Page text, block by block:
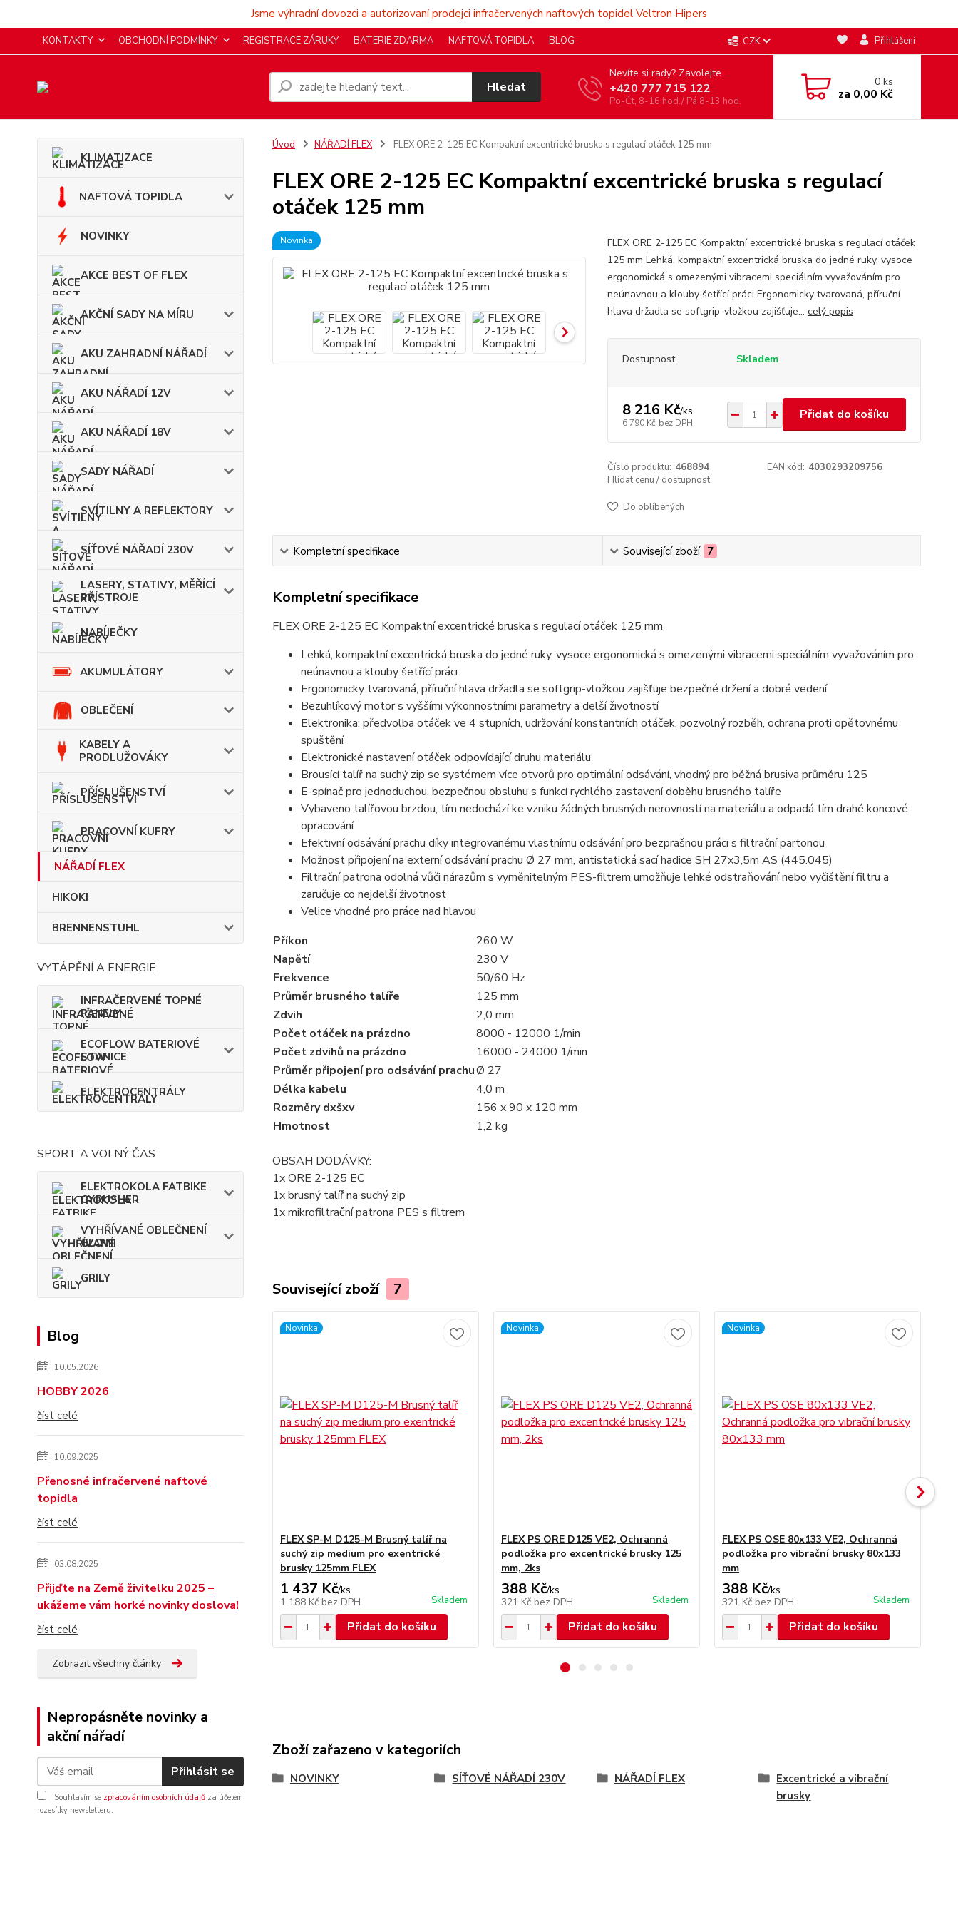
Jsme výhradní dovozci a autorizovaní prodejci infračervených naftových topidel Veltron Hipers
KONTAKTY OBCHODNÍ PODMÍNKY REGISTRACE ZÁRUKY BATERIE ZDARMA NAFTOVÁ TOPIDLA BLOG CZK Přihlášení
Hledat
Nevíte si rady? Zavolejte.
+420 777 715 122
Po-Čt, 8-16 hod./ Pá 8-13 hod.
0ks
za 0,00 Kč
KLIMATIZACE
NAFTOVÁ TOPIDLA
NOVINKY
AKCE BEST OF FLEX
AKČNÍ SADY NA MÍRU
AKU ZAHRADNÍ NÁŘADÍ
AKU NÁŘADÍ 12V
AKU NÁŘADÍ 18V
SADY NÁŘADÍ
SVÍTILNY A REFLEKTORY
SÍŤOVÉ NÁŘADÍ 230V
LASERY, STATIVY, MĚŘÍCÍ
PŘÍSTROJE
NABÍJEČKY
AKUMULÁTORY
OBLEČENÍ
KABELY A
PRODLUŽOVÁKY
PŘÍSLUŠENSTVÍ
PRACOVNÍ KUFRY
NÁŘADÍ FLEX
HIKOKI
BRENNENSTUHL
VYTÁPĚNÍ A ENERGIE
INFRAČERVENÉ TOPNÉ
PANELY
ECOFLOW BATERIOVÉ
STANICE
ELEKTROCENTRÁLY
SPORT A VOLNÝ ČAS
ELEKTROKOLA FATBIKE
CYRUSHER
VYHŘÍVANÉ OBLEČNENÍ
GLOVII
GRILY
Blog
10.05.2026
HOBBY 2026
číst celé
10.09.2025
Přenosné infračervené naftové
topidla
číst celé
03.08.2025
Přijďte na Země živitelku 2025 –
ukážeme vám horké novinky doslova!
číst celé
Zobrazit všechny články
Nepropásněte novinky a
akční nářadí
Přihlásit se
Souhlasím se zpracováním osobních údajů za účelem
rozesílky newsletteru.
Úvod NÁŘADÍ FLEX FLEX ORE 2-125 EC Kompaktní excentrické bruska s regulací otáček 125 mm
FLEX ORE 2-125 EC Kompaktní excentrické bruska s regulací
otáček 125 mm
Novinka
FLEX ORE 2-125 EC Kompaktní excentrické bruska s regulací otáček
125 mm Lehká, kompaktní excentrická bruska do jedné ruky, vysoce
ergonomická s omezenými vibracemi speciálním vyvažováním pro
neúnavnou a klouby šetřící práci Ergonomicky tvarovaná, příruční
hlava držadla se softgrip-vložkou zajišťuje... celý popis
Dostupnost Skladem
8 216 Kč/ks
6 790 Kč bez DPH
Přidat do košíku
Číslo produktu: 468894 EAN kód: 4030293209756
Hlídat cenu / dostupnost
Do oblíbených
Kompletní specifikace Související zboží 7
Kompletní specifikace
FLEX ORE 2-125 EC Kompaktní excentrické bruska s regulací otáček 125 mm
Lehká, kompaktní excentrická bruska do jedné ruky, vysoce ergonomická s omezenými vibracemi speciálním vyvažováním pro
neúnavnou a klouby šetřící práci
Ergonomicky tvarovaná, příruční hlava držadla se softgrip-vložkou zajišťuje bezpečné držení a dobré vedení
Bezuhlíkový motor s vyššími výkonnostními parametry a delší životností
Elektronika: předvolba otáček ve 4 stupních, udržování konstantních otáček, pozvolný rozběh, ochrana proti opětovnému
spuštění
Elektronické nastavení otáček odpovídající druhu materiálu
Brousící talíř na suchý zip se systémem více otvorů pro optimální odsávání, vhodný pro běžná brusiva průměru 125
E-spínač pro jednoduchou, bezpečnou obsluhu s funkcí rychlého zastavení doběhu brusného talíře
Vybaveno talířovou brzdou, tím nedochází ke vzniku žádných brusných nerovností na materiálu a odpadá tím drahé koncové
opracování
Efektivní odsávání prachu díky integrovanému vlastnímu odsávání pro bezprašnou práci s filtrační partonou
Možnost připojení na externí odsávání prachu Ø 27 mm, antistatická sací hadice SH 27x3,5m AS (445.045)
Filtrační patrona odolná vůči nárazům s vyměnitelným PES-filtrem umožňuje lehké odstraňování nebo vyčištění filtru a
zaručuje co nejdelší životnost
Velice vhodné pro práce nad hlavou
Příkon
260 W
Napětí
230 V
Frekvence
50/60 Hz
Průměr brusného talíře
125 mm
Zdvih
2,0 mm
Počet otáček na prázdno
8000 - 12000 1/min
Počet zdvihů na prázdno
16000 - 24000 1/min
Průměr připojení pro odsávání prachuØ 27
Délka kabelu
4,0 m
Rozměry dxšxv
156 x 90 x 120 mm
Hmotnost
1,2 kg
OBSAH DODÁVKY:
1x ORE 2-125 EC
1x brusný talíř na suchý zip
1x mikrofiltrační patrona PES s filtrem
Související zboží 7
Novinka
FLEX SP-M D125-M Brusný talíř na
suchý zip medium pro exentrické
brusky 125mm FLEX
1 437 Kč/ks
1 188 Kč bez DPH Skladem
Přidat do košíku
Novinka
FLEX PS ORE D125 VE2, Ochranná
podložka pro excentrické brusky 125
mm, 2ks
388 Kč/ks
321 Kč bez DPH Skladem
Přidat do košíku
Novinka
FLEX PS OSE 80x133 VE2, Ochranná
podložka pro vibrační brusky 80x133
mm
388 Kč/ks
321 Kč bez DPH Skladem
Přidat do košíku
Zboží zařazeno v kategoriích
NOVINKY SÍŤOVÉ NÁŘADÍ 230V NÁŘADÍ FLEX
Excentrické a vibrační
brusky